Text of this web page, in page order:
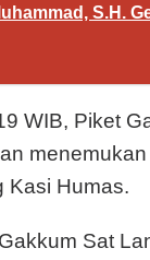
S.H.
WIB, Piket
Kasi Humas.
Sat